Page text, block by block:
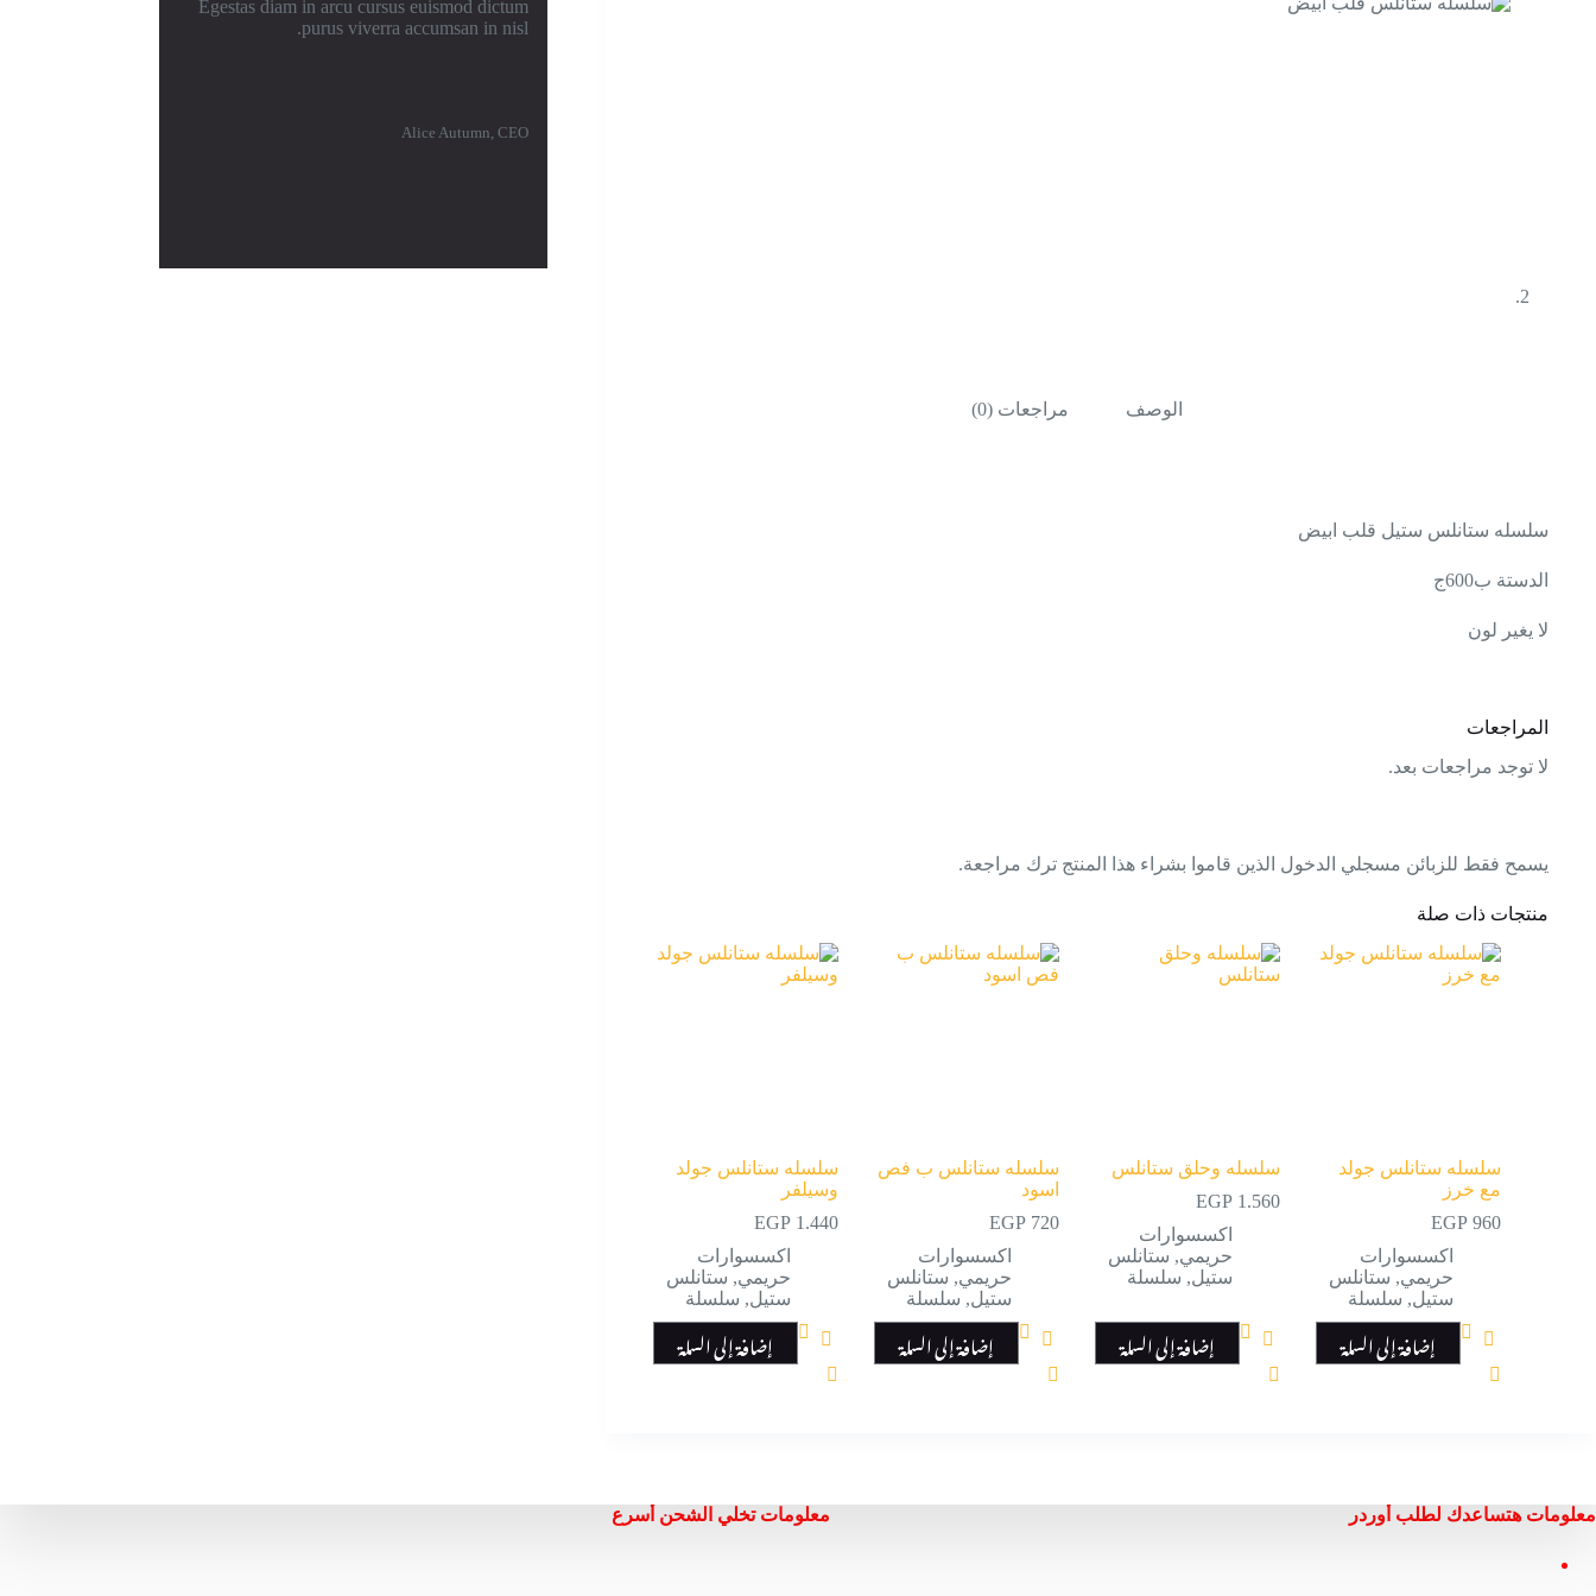
الوصف مراجعات (0)
سلسله ستانلس ستيل قلب ابيض
الدستة ب600ج
لا يغير لون
المراجعات
لا توجد مراجعات بعد.
يسمح فقط للزبائن مسجلي الدخول الذين قاموا بشراء هذا المنتج ترك مراجعة.
منتجات ذات صلة
سلسله ستانلس جولد
مع خرز
EGP 960
اكسسوارات
حريمي, ستانلس
ستيل, سلسلة
إضافة إلى السلة
سلسله وحلق ستانلس
EGP1.560
اكسسوارات
حريمي, ستانلس
ستيل, سلسلة
إضافة إلى السلة
سلسله ستانلس ب فص
اسود
EGP720
اكسسوارات
حريمي, ستانلس
ستيل, سلسلة
إضافة إلى السلة
سلسله ستانلس جولد
وسيلفر
EGP1.440
اكسسوارات
حريمي, ستانلس
ستيل, سلسلة
إضافة إلى السلة
Egestas diam in arcu cursus euismod dictum
purus viverra accumsan in nisl.
Alice Autumn, CEO
معلومات هتساعدك لطلب أوردر معلومات تخلي الشحن أسرع